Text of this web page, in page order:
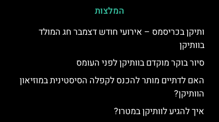
המלצות
ותיקן בכריסמס – אירועי חודש דצמבר חג המולד
בוותיקן
סיור בוקר מוקדם בוותיקן לפני העומס
האם לדתיים מותר להכנס לקפלה הסיסטינית במוזיאון
הוותיקן?
איך להגיע לוותיקן במטרו?